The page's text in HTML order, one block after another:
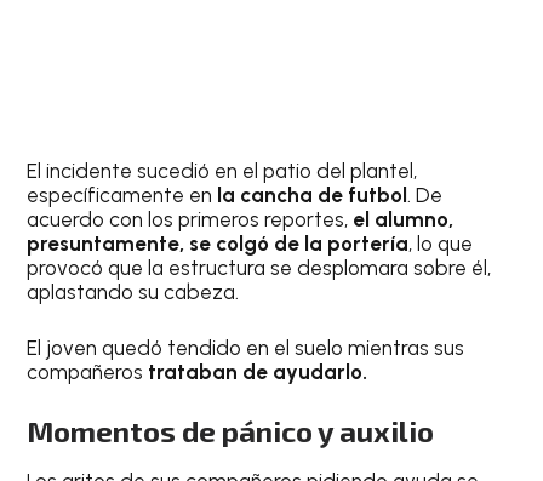
El incidente sucedió en el patio del plantel,
específicamente en la cancha de futbol. De
acuerdo con los primeros reportes, el alumno,
presuntamente, se colgó de la portería, lo que
provocó que la estructura se desplomara sobre él,
aplastando su cabeza.
El joven quedó tendido en el suelo mientras sus
compañeros trataban de ayudarlo.
Momentos de pánico y auxilio